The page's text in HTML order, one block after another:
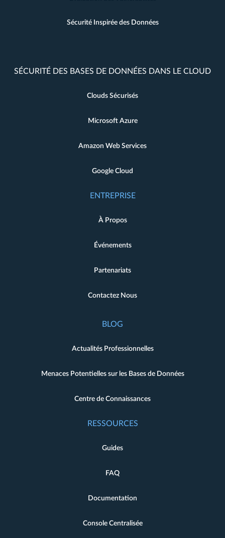
Sécurité Inspirée des Données
SÉCURITÉ DES BASES DE DONNÉES DANS LE CLOUD
Clouds Sécurisés
Microsoft Azure
Amazon Web Services
Google Cloud
ENTREPRISE
À Propos
Événements
Partenariats
Contactez Nous
BLOG
Actualités Professionnelles
Menaces Potentielles sur les Bases de Données
Centre de Connaissances
RESSOURCES
Guides
FAQ
Documentation
Console Centralisée